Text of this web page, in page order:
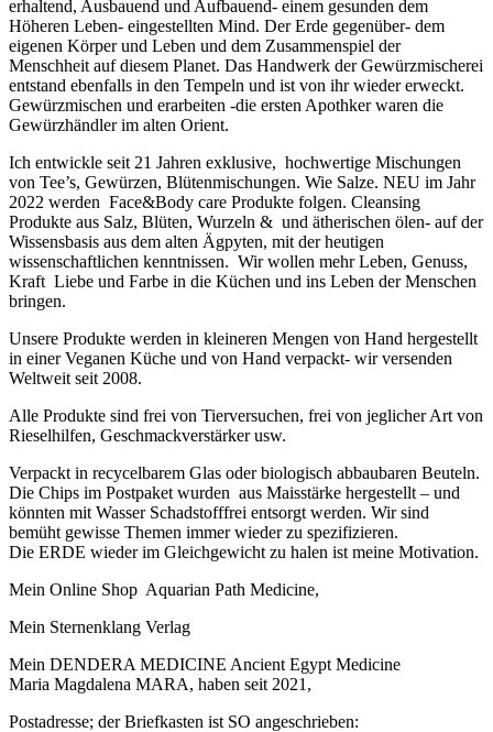
erhaltend, Ausbauend und Aufbauend- einem gesunden dem
Höheren Leben- eingestellten Mind. Der Erde gegenüber- dem
eigenen Körper und Leben und dem Zusammenspiel der
Menschheit auf diesem Planet. Das Handwerk der Gewürzmischerei
entstand ebenfalls in den Tempeln und ist von ihr wieder erweckt.
Gewürzmischen und erarbeiten -die ersten Apothker waren die
Gewürzhändler im alten Orient.
Ich entwickle seit 21 Jahren exklusive, hochwertige Mischungen
von Tee’s, Gewürzen, Blütenmischungen. Wie Salze. NEU im Jahr
2022 werden Face&Body care Produkte folgen. Cleansing
Produkte aus Salz, Blüten, Wurzeln & und ätherischen ölen- auf der
Wissensbasis aus dem alten Ägpyten, mit der heutigen
wissenschaftlichen kenntnissen. Wir wollen mehr Leben, Genuss,
Kraft Liebe und Farbe in die Küchen und ins Leben der Menschen
bringen.
Unsere Produkte werden in kleineren Mengen von Hand hergestellt
in einer Veganen Küche und von Hand verpackt- wir versenden
Weltweit seit 2008.
Alle Produkte sind frei von Tierversuchen, frei von jeglicher Art von
Rieselhilfen, Geschmackverstärker usw.
Verpackt in recycelbarem Glas oder biologisch abbaubaren Beuteln.
Die Chips im Postpaket wurden aus Maisstärke hergestellt – und
könnten mit Wasser Schadstofffrei entsorgt werden. Wir sind
bemüht gewisse Themen immer wieder zu spezifizieren.
Die ERDE wieder im Gleichgewicht zu halen ist meine Motivation.
Mein Online Shop Aquarian Path Medicine,
Mein Sternenklang Verlag
Mein DENDERA MEDICINE Ancient Egypt Medicine
Maria Magdalena MARA, haben seit 2021,
Postadresse; der Briefkasten ist SO angeschrieben: